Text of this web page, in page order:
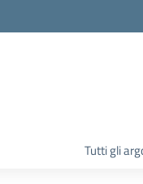
Tutti gli